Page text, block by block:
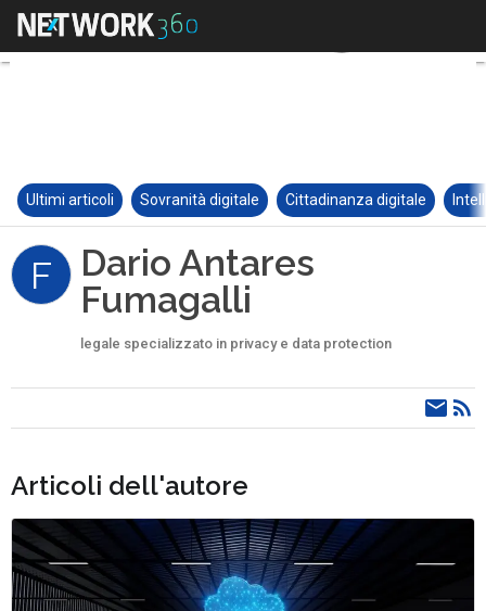
Ultimi articoli Sovranità digitale Cittadinanza digitale
F
Dario Antares
Fumagalli
legale specializzato in privacy e data protection
Articoli dell'autore